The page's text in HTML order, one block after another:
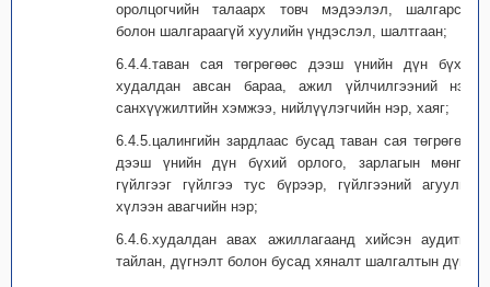
оролцогчийн талаарх товч мэдээлэл, шалгарсан
болон шалгараагүй хуулийн үндэслэл, шалтгаан;
6.4.4.таван сая төгрөгөөс дээш үнийн дүн бүхий
худалдан авсан бараа, ажил үйлчилгээний нэр,
санхүүжилтийн хэмжээ, нийлүүлэгчийн нэр, хаяг;
6.4.5.цалингийн зардлаас бусад таван сая төгрөгөөс
дээш үнийн дүн бүхий орлого, зарлагын мөнгөн
гүйлгээг гүйлгээ тус бүрээр, гүйлгээний агуулга,
хүлээн авагчийн нэр;
6.4.6.худалдан авах ажиллагаанд хийсэн аудитын
тайлан, дүгнэлт болон бусад хяналт шалгалтын дүн;